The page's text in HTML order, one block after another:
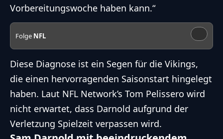
Vorbereitungswoche haben kann.“
Folge NFL
Diese Diagnose ist ein Segen für die Vikings,
die einen hervorragenden Saisonstart hingelegt
haben. Laut NFL Network’s Tom Pelissero wird
nicht erwartet, dass Darnold aufgrund der
Verletzung Spielzeit verpassen wird.